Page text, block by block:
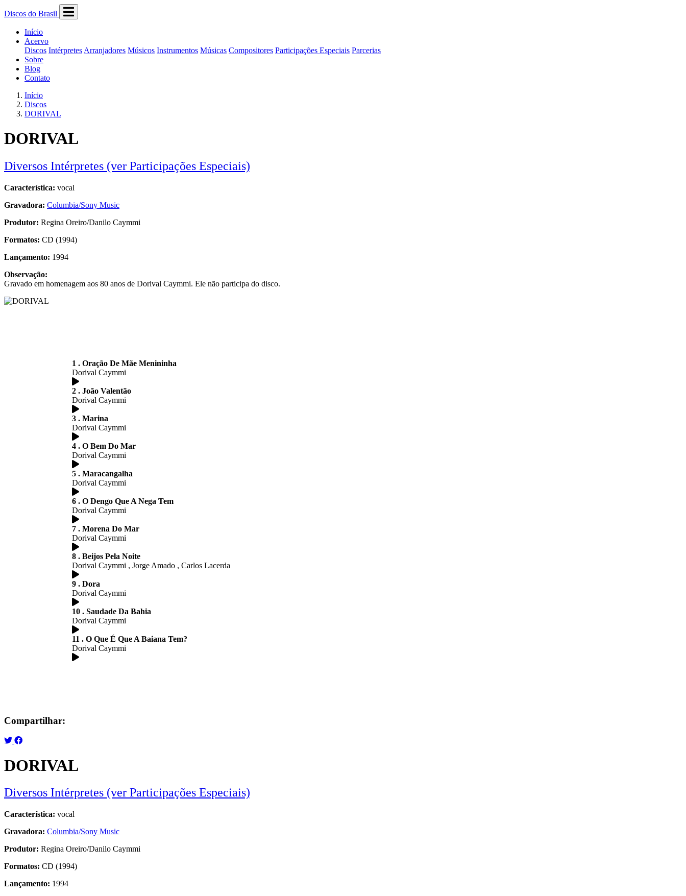
Discos do Brasil
Início
Acervo
Discos Intérpretes Arranjadores Músicos Instrumentos Músicas Compositores Participações Especiais Parcerias
Sobre
Blog
Contato
Início
Discos
DORIVAL
DORIVAL
Diversos Intérpretes (ver Participações Especiais)
Característica: vocal
Gravadora: Columbia/Sony Music
Produtor: Regina Oreiro/Danilo Caymmi
Formatos: CD (1994)
Lançamento: 1994
Observação:
Gravado em homenagem aos 80 anos de Dorival Caymmi. Ele não participa do disco.
1 . Oração De Mãe Menininha
Dorival Caymmi
2 . João Valentão
Dorival Caymmi
3 . Marina
Dorival Caymmi
4 . O Bem Do Mar
Dorival Caymmi
5 . Maracangalha
Dorival Caymmi
6 . O Dengo Que A Nega Tem
Dorival Caymmi
7 . Morena Do Mar
Dorival Caymmi
8 . Beijos Pela Noite
Dorival Caymmi , Jorge Amado , Carlos Lacerda
9 . Dora
Dorival Caymmi
10 . Saudade Da Bahia
Dorival Caymmi
11 . O Que É Que A Baiana Tem?
Dorival Caymmi
Compartilhar:
DORIVAL
Diversos Intérpretes (ver Participações Especiais)
Característica: vocal
Gravadora: Columbia/Sony Music
Produtor: Regina Oreiro/Danilo Caymmi
Formatos: CD (1994)
Lançamento: 1994